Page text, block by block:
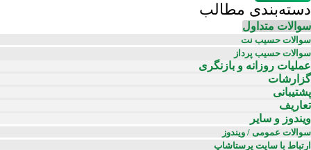
دسته‌بندی مطالب
سوالات متداول
سوالات حسیب نت
سوالات حسیب پرداز
عملیات روزانه و بازنگری
گزارشات
پشتیبانی
تعاریف
ویندوز و سایر
سوالات عمومی / ویندوز
ارتباط با سایت پرستاشاپ